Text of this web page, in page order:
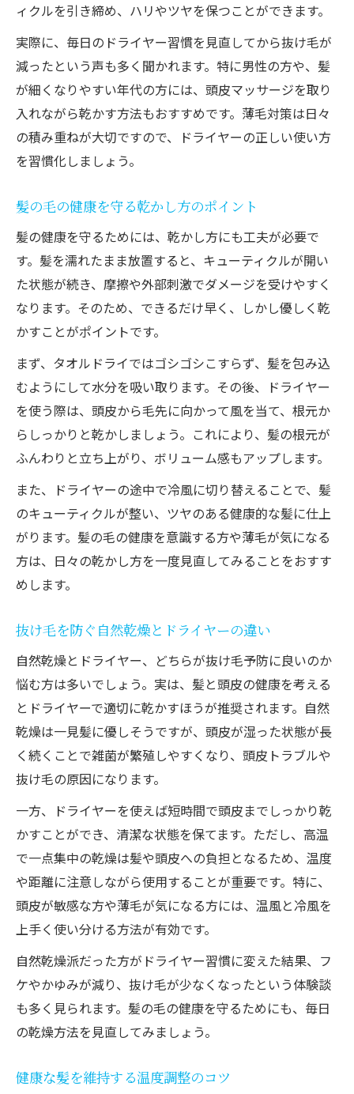
ィクルを引き締め、ハリやツヤを保つことができます。
実際に、毎日のドライヤー習慣を見直してから抜け毛が
減ったという声も多く聞かれます。特に男性の方や、髪
が細くなりやすい年代の方には、頭皮マッサージを取り
入れながら乾かす方法もおすすめです。薄毛対策は日々
の積み重ねが大切ですので、ドライヤーの正しい使い方
を習慣化しましょう。
髪の毛の健康を守る乾かし方のポイント
髪の健康を守るためには、乾かし方にも工夫が必要で
す。髪を濡れたまま放置すると、キューティクルが開い
た状態が続き、摩擦や外部刺激でダメージを受けやすく
なります。そのため、できるだけ早く、しかし優しく乾
かすことがポイントです。
まず、タオルドライではゴシゴシこすらず、髪を包み込
むようにして水分を吸い取ります。その後、ドライヤー
を使う際は、頭皮から毛先に向かって風を当て、根元か
らしっかりと乾かしましょう。これにより、髪の根元が
ふんわりと立ち上がり、ボリューム感もアップします。
また、ドライヤーの途中で冷風に切り替えることで、髪
のキューティクルが整い、ツヤのある健康的な髪に仕上
がります。髪の毛の健康を意識する方や薄毛が気になる
方は、日々の乾かし方を一度見直してみることをおすす
めします。
抜け毛を防ぐ自然乾燥とドライヤーの違い
自然乾燥とドライヤー、どちらが抜け毛予防に良いのか
悩む方は多いでしょう。実は、髪と頭皮の健康を考える
とドライヤーで適切に乾かすほうが推奨されます。自然
乾燥は一見髪に優しそうですが、頭皮が湿った状態が長
く続くことで雑菌が繁殖しやすくなり、頭皮トラブルや
抜け毛の原因になります。
一方、ドライヤーを使えば短時間で頭皮までしっかり乾
かすことができ、清潔な状態を保てます。ただし、高温
で一点集中の乾燥は髪や頭皮への負担となるため、温度
や距離に注意しながら使用することが重要です。特に、
頭皮が敏感な方や薄毛が気になる方には、温風と冷風を
上手く使い分ける方法が有効です。
自然乾燥派だった方がドライヤー習慣に変えた結果、フ
ケやかゆみが減り、抜け毛が少なくなったという体験談
も多く見られます。髪の毛の健康を守るためにも、毎日
の乾燥方法を見直してみましょう。
健康な髪を維持する温度調整のコツ